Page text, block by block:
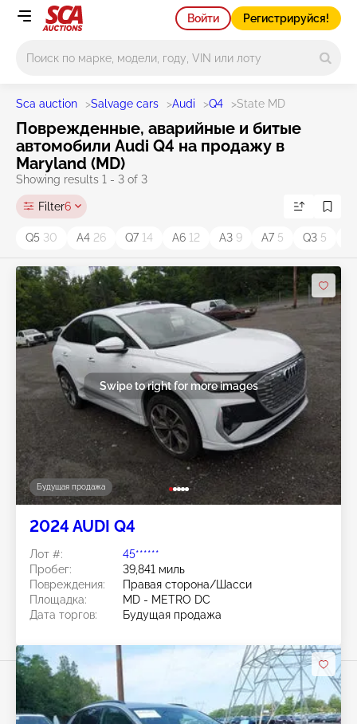
Войти Регистрируйся!
Sca auction >Salvage cars >Audi >Q4 >State MD
Поврежденные, аварийные и битые
автомобили Audi Q4 на продажу в
Maryland (MD)
Showing results 1 - 3 of 3
Filter6
Q5 30 A4 26 Q7 14 A6 12 A3 9 A7 5 Q3 5
Будущая продажа
Swipe to right for more images
2024 AUDI Q4
Лот #:
45******
Пробег:
39,841 миль
Повреждения:
Правая сторона/Шасси
Площадка:
MD - METRO DC
Дата торгов:
Будущая продажа